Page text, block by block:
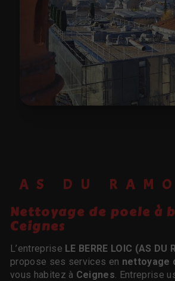
AS DU
nettoyage de poele à bois à
Ceignes
L’entreprise LE BERRE LOIC (AS DU
propose ses services en nettoyage
vous habitez à Ceignes. Entreprise